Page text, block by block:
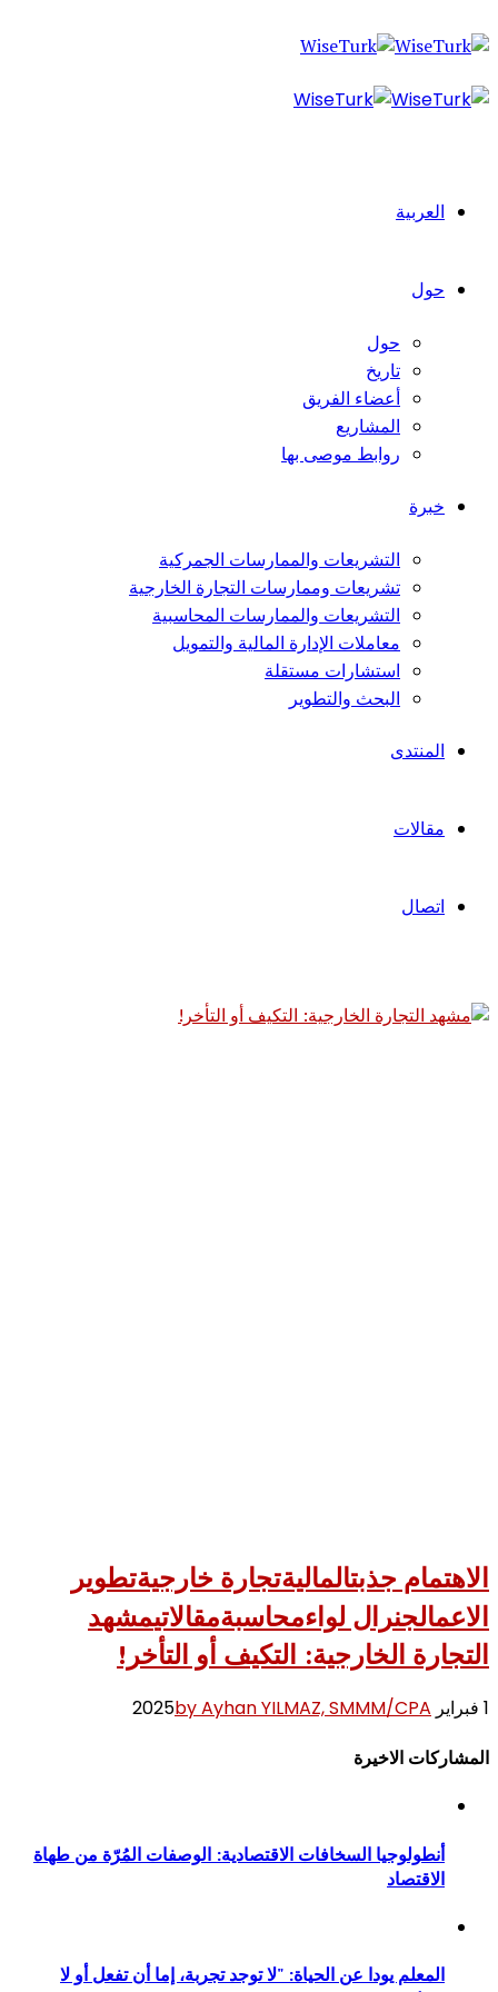
العربية
حول
حول
تاريخ
أعضاء الفريق
المشاريع
روابط موصى بها
خبرة
التشريعات والممارسات الجمركية
تشريعات وممارسات التجارة الخارجية
التشريعات والممارسات المحاسبية
معاملات الإدارة المالية والتمويل
استشارات مستقلة
البحث والتطوير
المنتدى
مقالات
اتصال
الاهتمام جذبتالماليةتجارة خارجيةتطوير
الاعمالجنرال لواءمحاسبةمقالاتيمشهد
التجارة الخارجية: التكيف أو التأخر!
1 فبراير 2025 by Ayhan YILMAZ, SMMM/CPA
المشاركات الاخيرة
أنطولوجيا السخافات الاقتصادية: الوصفات المُرّة من طهاة
الاقتصاد
المعلم يودا عن الحياة: "لا توجد تجربة، إما أن تفعل أو لا